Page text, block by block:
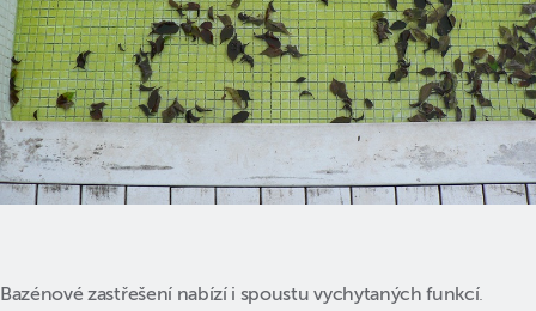
Bazénové zastřešení nabízí i spoustu vychytaných funkcí.